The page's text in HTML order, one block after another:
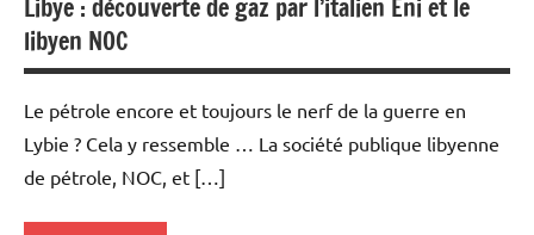
Libye : découverte de gaz par l’italien Eni et le
libyen NOC
Le pétrole encore et toujours le nerf de la guerre en
Lybie ? Cela y ressemble … La société publique libyenne
de pétrole, NOC, et […]